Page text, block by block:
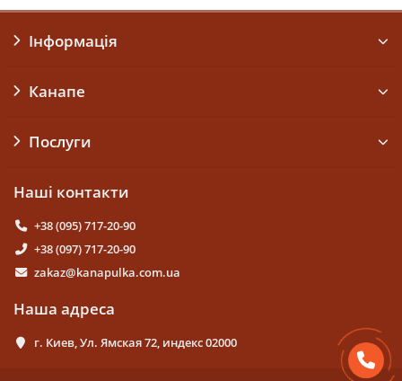
Інформація
Канапе
Послуги
Наші контакти
+38 (095) 717-20-90
+38 (097) 717-20-90
zakaz@kanapulka.com.ua
Наша адреса
г. Киев, Ул. Ямская 72, индекс 02000